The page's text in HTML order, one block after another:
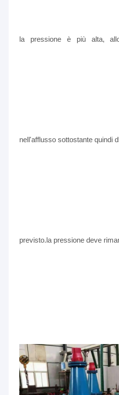
la pressione è più alta,
nell'afflusso sottostante quindi
previsto.la pressione deve